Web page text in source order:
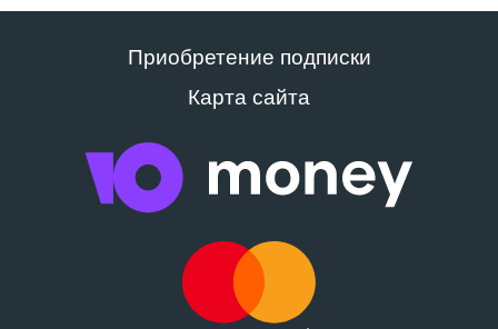
Приобретение подписки
Карта сайта